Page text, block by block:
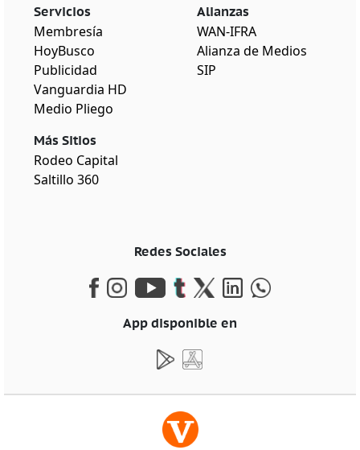
Servicios
Membresía
HoyBusco
Publicidad
Vanguardia HD
Medio Pliego
Más Sitios
Rodeo Capital
Saltillo 360
Alianzas
WAN-IFRA
Alianza de Medios
SIP
Redes Sociales
App disponible en